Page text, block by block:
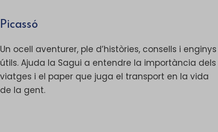
Picassó
Un ocell aventurer, ple d’històries, consells i enginys
útils. Ajuda la Sagui a entendre la importància dels
viatges i el paper que juga el transport en la vida
de la gent.